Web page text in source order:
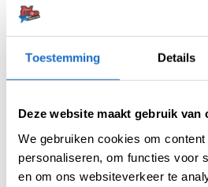
Toestemming Details
Deze website maakt gebruik van
We gebruiken cookies om
personaliseren, om functies voor
en om ons websiteverkeer te
BEOORDELINGEN (0)